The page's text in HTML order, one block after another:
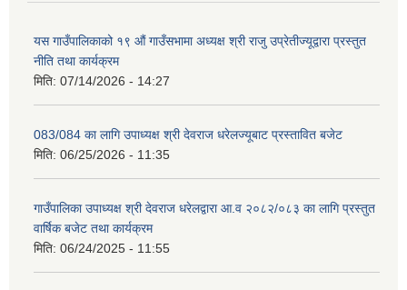
यस गाउँपालिकाको १९ औं गाउँसभामा अध्यक्ष श्री राजु उप्रेतीज्यूद्वारा प्रस्तुत
नीति तथा कार्यक्रम
मिति: 07/14/2026 - 14:27
083/084 का लागि उपाध्यक्ष श्री देवराज धरेलज्यूबाट प्रस्तावित बजेट
मिति: 06/25/2026 - 11:35
गाउँपालिका उपाध्यक्ष श्री देवराज धरेलद्वारा आ.व २०८२/०८३ का लागि प्रस्तुत
वार्षिक बजेट तथा कार्यक्रम
मिति: 06/24/2025 - 11:55